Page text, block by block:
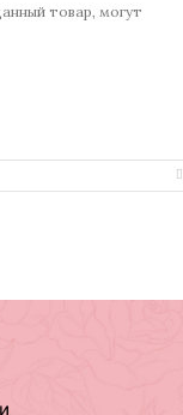
товар, могут